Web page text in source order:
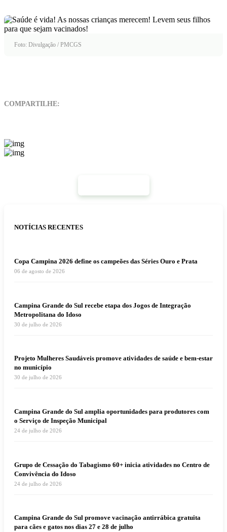
Foto: Divulgação / PMCGS
COMPARTILHE:
NOTÍCIAS RECENTES
Copa Campina 2026 define os campeões das Séries Ouro e Prata
06 de agosto de 2026
Campina Grande do Sul recebe etapa dos Jogos de Integração
Metropolitana do Idoso
30 de julho de 2026
Projeto Mulheres Saudáveis promove atividades de saúde e bem-estar
no município
30 de julho de 2026
Campina Grande do Sul amplia oportunidades para produtores com
o Serviço de Inspeção Municipal
24 de julho de 2026
Grupo de Cessação do Tabagismo 60+ inicia atividades no Centro de
Convivência do Idoso
24 de julho de 2026
Campina Grande do Sul promove vacinação antirrábica gratuita
para cães e gatos nos dias 27 e 28 de julho